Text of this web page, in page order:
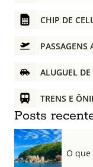
CHIP DE
PASSAGENS
ALUGUEL DE
TRENS E
Posts
O